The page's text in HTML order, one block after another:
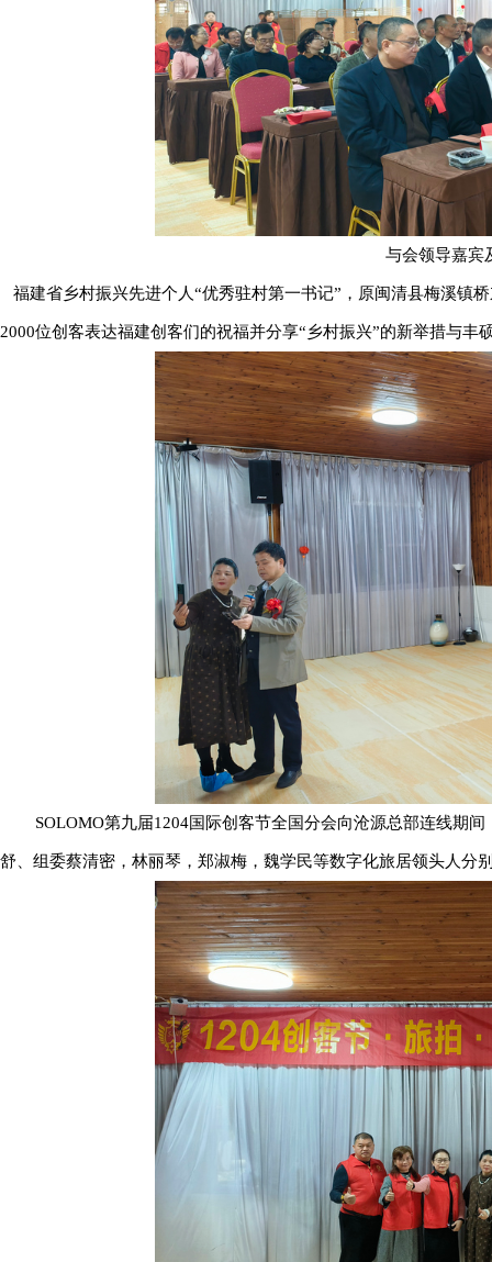
与会领导嘉宾
福建省乡村振兴先进个人“优秀驻村第一书记”，原闽清县梅溪镇
2000位创客表达福建创客们的祝福并分享“乡村振兴”的新举措与丰
SOLOMO第九届1204国际创客节全国分会向沧源总部连线期间
舒、组委蔡清密，林丽琴，郑淑梅，魏学民等数字化旅居领头人分